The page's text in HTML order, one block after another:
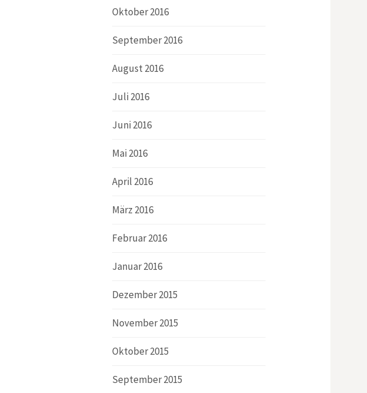
Oktober 2016
September 2016
August 2016
Juli 2016
Juni 2016
Mai 2016
April 2016
März 2016
Februar 2016
Januar 2016
Dezember 2015
November 2015
Oktober 2015
September 2015